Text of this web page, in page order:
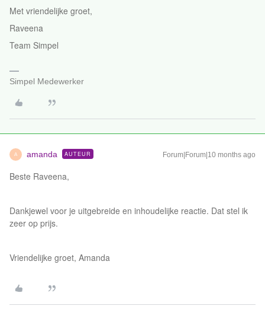
Met vriendelijke groet,
Raveena
Team Simpel
Simpel Medewerker
A amanda AUTEUR Forum|Forum|10 months ago
Beste Raveena,
Dankjewel voor je uitgebreide en inhoudelijke reactie. Dat stel ik
zeer op prijs.
Vriendelijke groet, Amanda